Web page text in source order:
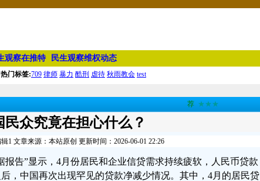
观察在推特 民生观察维权动态
热门标签:709 律师 暴力 酷刑 虐待 秋雨教会 test
荐 ★★★
民众究竟在担心什么？
1 文章来源：本站原创 更新时间：2026-06-01 22:26
报告”显示，4月份居民和企业信贷需求持续疲软，人民币贷款
，中国再次出现罕见的贷款净减少情况。其中，4月的居民贷